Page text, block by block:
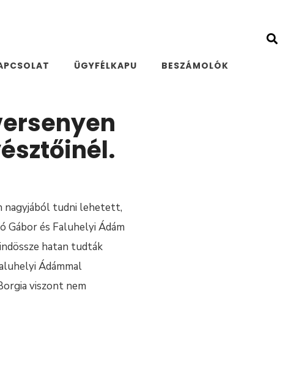
ÜGYFÉLKAPU BESZÁMOLÓK
nagyjából tudni lehetett,
Gábor és Faluhelyi Ádám
hatan tudták
Ádámmal
viszont nem